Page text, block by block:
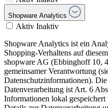
Shopware Analytics
Aktiv Inaktiv
Shopware Analytics ist ein
Shopping-Verhaltens auf
shopware AG (Ebbinghoff 10,
gemeinsamer Verantwortung
Datenschutzinformationen).
Datenverarbeitung ist Art. 6
Informationen lokal